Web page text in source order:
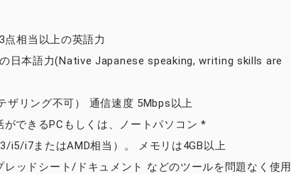
点相当以上の英語力
日本語力(Native Japanese speaking, writing skills are
ザリング不可） 通信速度 5Mbps以上
できるPCもしくは、ノートパソコン *
i5/i7またはAMD相当）。 メモリは4GB以上
ッドシート/ドキュメント などのツールを問題なく使用